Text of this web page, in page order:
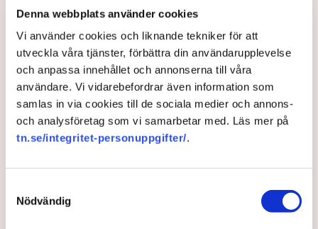
Denna webbplats använder cookies
Vi använder cookies och liknande tekniker för att
utveckla våra tjänster, förbättra din användarupplevelse
och anpassa innehållet och annonserna till våra
användare. Vi vidarebefordrar även information som
samlas in via cookies till de sociala medier och annons-
och analysföretag som vi samarbetar med. Läs mer på
tn.se/integritet-personuppgifter/.
Nödvändig
i vårändringsbudgeten som röstades igenom i
miljarder kronor (2026 års siffror). De ska användas i
den händelse att de 122 miljarderna inte skulle räcka på
grund av oförutsedda kostnadsökningar.
Men eftersom statens garanti endast gäller om nya
investeringar blir mindre än 5 000 megawatt kan
kostnaden för staten bli betydligt lägre. De som bygger
slutförvaret. Statens risk att få betala för slutförvaret
tidshorisonten får anses vara lång eftersom slutåret är